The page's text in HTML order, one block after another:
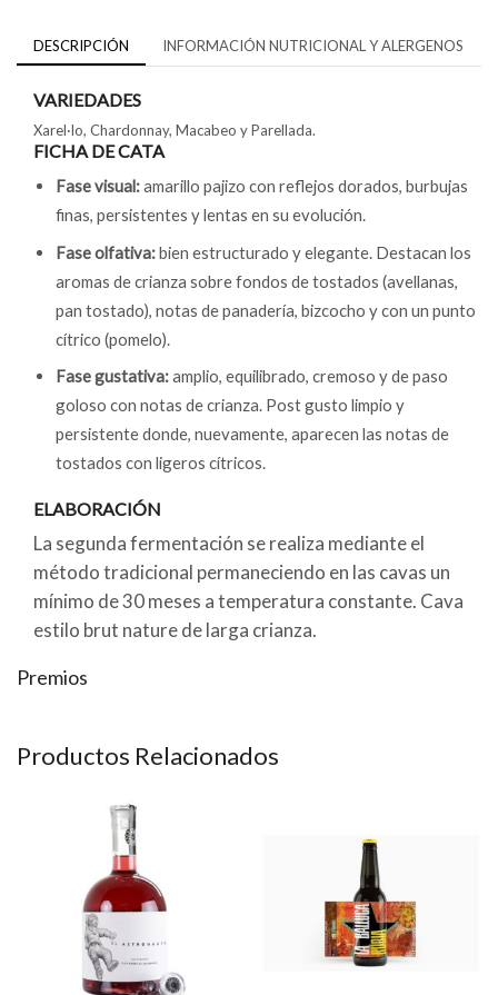
DESCRIPCIÓN INFORMACIÓN NUTRICIONAL Y ALERGENOS
VARIEDADES
Xarel·lo, Chardonnay, Macabeo y Parellada.
FICHA DE CATA
Fase visual:amarillo pajizo con reflejos dorados, burbujas
finas, persistentes y lentas en su evolución.
Fase olfativa:bien estructurado y elegante. Destacan los
aromas de crianza sobre fondos de tostados (avellanas,
pan tostado), notas de panadería, bizcocho y con un punto
cítrico (pomelo).
Fase gustativa:amplio, equilibrado, cremoso y de paso
goloso con notas de crianza. Post gusto limpio y
persistente donde, nuevamente, aparecen las notas de
tostados con ligeros cítricos.
ELABORACIÓN
La segunda fermentación se realiza mediante el
método tradicional permaneciendo en las cavas un
mínimo de 30 meses a temperatura constante. Cava
estilo brut nature de larga crianza.
Premios
Productos Relacionados